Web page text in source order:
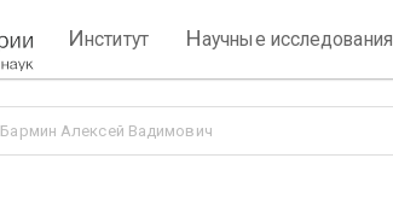
Институт Научные исследования
Бармин Алексей Вадимович